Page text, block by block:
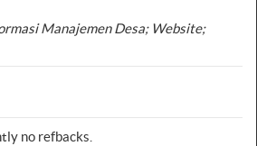
Manajemen Desa; Website;
no refbacks.